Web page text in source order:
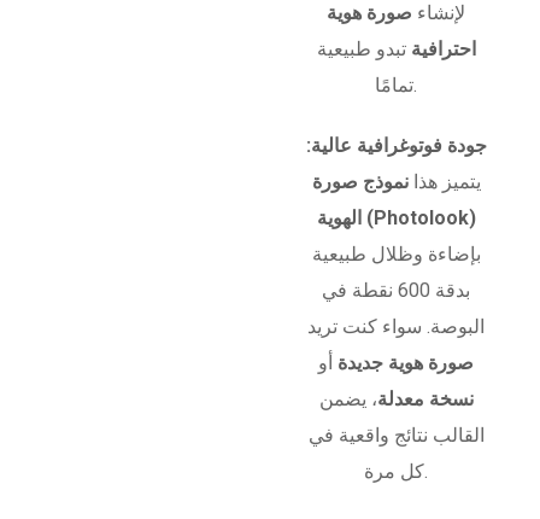
لإنشاء صورة هوية
احترافية تبدو طبيعية
تمامًا.
جودة فوتوغرافية عالية:
يتميز هذانموذج صورة
الهوية (Photolook)
بإضاءة وظلال طبيعية
بدقة 600 نقطة في
البوصة. سواء كنت تريد
صورة هوية جديدة أو
نسخة معدلة، يضمن
القالب نتائج واقعية في
كل مرة.